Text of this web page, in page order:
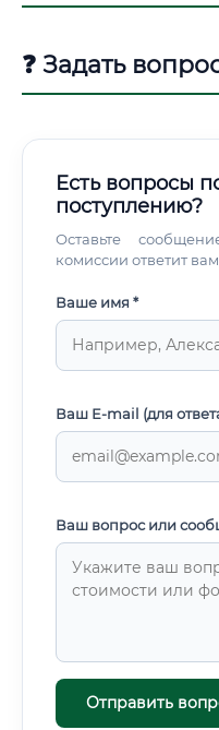
❓ Задать
Есть вопросы
поступлению?
Оставьте
комиссии ответит
Ваше имя *
Ваш E-mail (для
Ваш вопрос или
Отправить